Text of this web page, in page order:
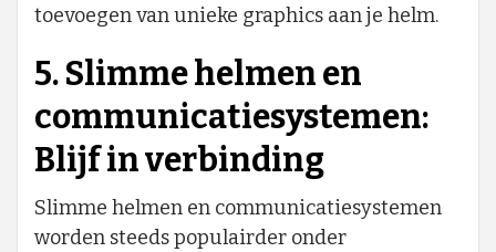
toevoegen van unieke graphics aan je helm.
5. Slimme helmen en
communicatiesystemen:
Blijf in verbinding
Slimme helmen en communicatiesystemen
worden steeds populairder onder